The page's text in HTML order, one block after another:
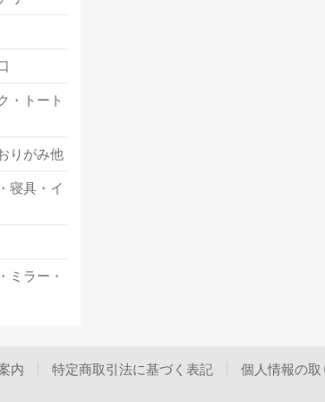
・トート
りがみ他
寝具・イ
ミラー・
内 特定商取引法に基づく表記 個人情報の取